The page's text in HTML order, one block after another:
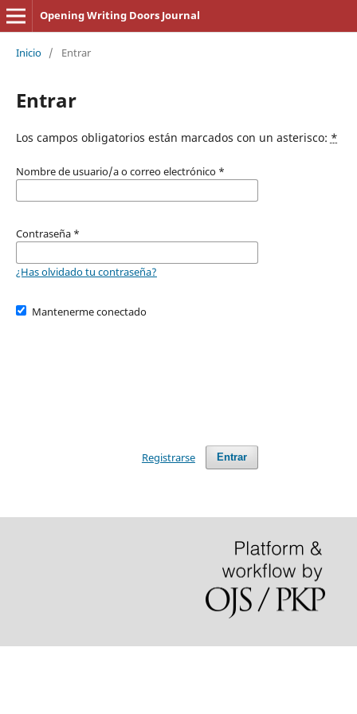
Opening Writing Doors Journal
Inicio / Entrar
Entrar
Los campos obligatorios están marcados con un asterisco: *
Nombre de usuario/a o correo electrónico *
Contraseña *
¿Has olvidado tu contraseña?
Mantenerme conectado
Entrar
Registrarse